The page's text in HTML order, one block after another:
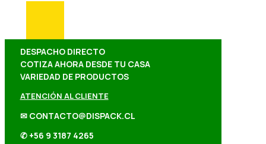
DESPACHO DIRECTO
COTIZA AHORA DESDE TU CASA
VARIEDAD DE PRODUCTOS
ATENCIÓN AL CLIENTE
✉ CONTACTO@DISPACK.CL
✆ +56 9 3187 4265